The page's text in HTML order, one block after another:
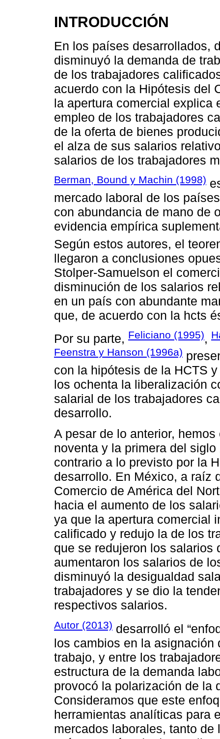
INTRODUCCIÓN
En los países desarrollados,
disminuyó la demanda de
de los trabajadores
acuerdo con la Hipótesis del
la apertura comercial explica
empleo de los trabajadores
de la oferta de bienes
el alza de sus salarios
salarios de los trabajadores
Berman, Bound y Machin (1998)
mercado laboral de los
con abundancia de mano de
evidencia empírica
Según estos autores, el
llegaron a conclusiones
Stolper-Samuelson el
disminución de los salarios
en un país con abundante
que, de acuerdo con la hcts
Por su parte, Feliciano (1995),
Feenstra y Hanson (1996a)
con la hipótesis de la HCTS
los ochenta la liberalización
salarial de los trabajadores
desarrollo.
A pesar de lo anterior,
noventa y la primera del
contrario a lo previsto por la
desarrollo. En México, a raíz
Comercio de América del
hacia el aumento de los
ya que la apertura comercial
calificado y redujo la de los
que se redujeron los salarios
aumentaron los salarios de
disminuyó la desigualdad
trabajadores y se dio la
respectivos salarios.
Autor (2013) desarrolló el
los cambios en la asignación
trabajo, y entre los
estructura de la demanda
provocó la polarización de la
Consideramos que este
herramientas analíticas para
mercados laborales, tanto